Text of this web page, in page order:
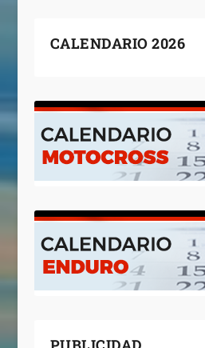
CALENDARIO 2026